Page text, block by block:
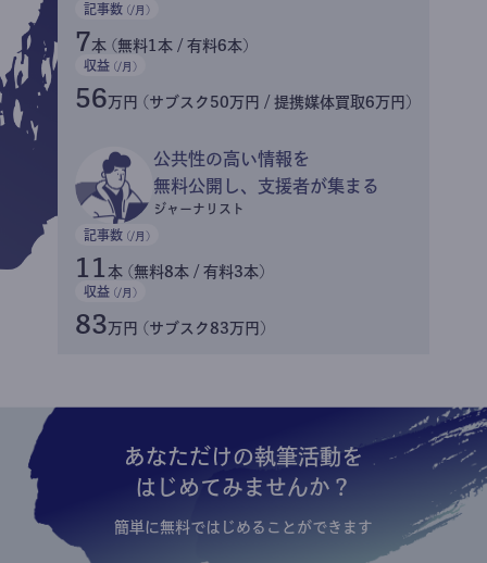
記事数 (/月)
7本 (無料1本 / 有料6本)
収益 (/月)
56万円 (サブスク50万円 / 提携媒体買取6万円)
公共性の高い情報を
無料公開し、支援者が集まる
ジャーナリスト
記事数 (/月)
11 本 (無料8本 / 有料3本)
収益 (/月)
83万円 (サブスク83万円)
あなただけの執筆活動を
はじめてみませんか？
簡単に無料ではじめることができます